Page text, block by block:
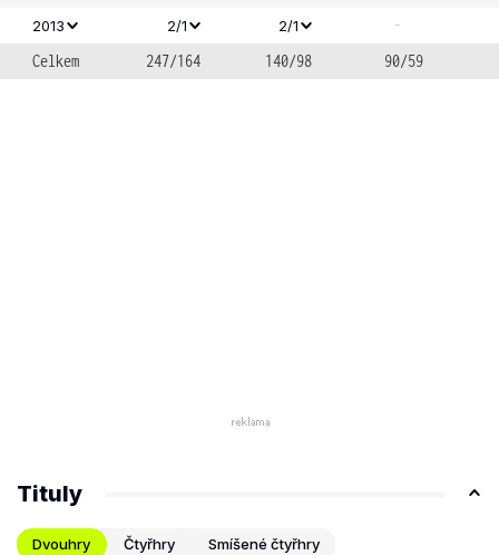
2013 2/1 2/1
-
Celkem
247/164 140/98 90/59
Tituly
Dvouhry Čtyřhry Smíšené čtyřhry